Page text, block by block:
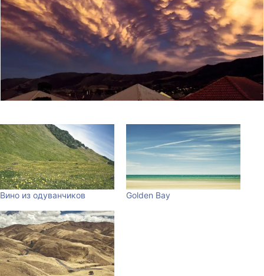
Вино из одуванчиков Golden Bay